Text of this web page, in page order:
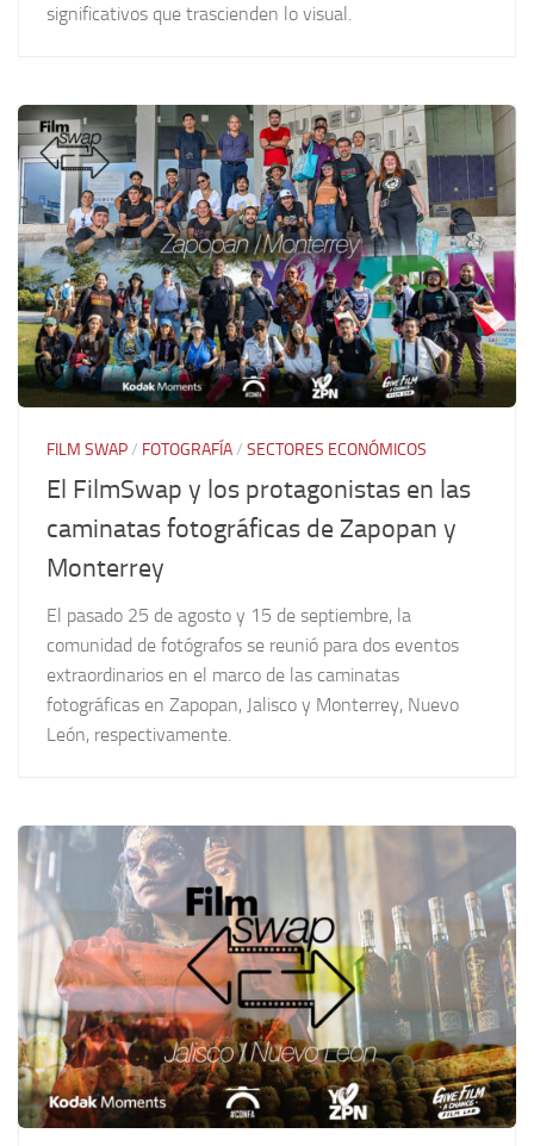
significativos que trascienden lo visual.
FILM SWAP/ FOTOGRAFÍA/ SECTORES ECONÓMICOS
El FilmSwap y los protagonistas en las
caminatas fotográficas de Zapopan y
Monterrey
El pasado 25 de agosto y 15 de septiembre, la
comunidad de fotógrafos se reunió para dos eventos
extraordinarios en el marco de las caminatas
fotográficas en Zapopan, Jalisco y Monterrey, Nuevo
León, respectivamente.